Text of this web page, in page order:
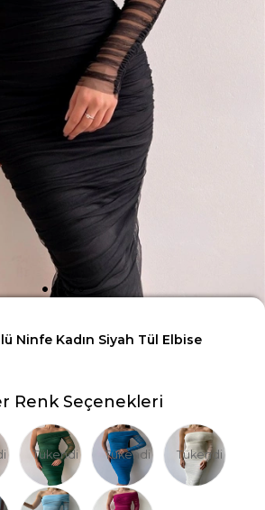
Ninfe Kadın Siyah Tül Elbise
Renk Seçenekleri
Tükendi Tükendi Tükendi